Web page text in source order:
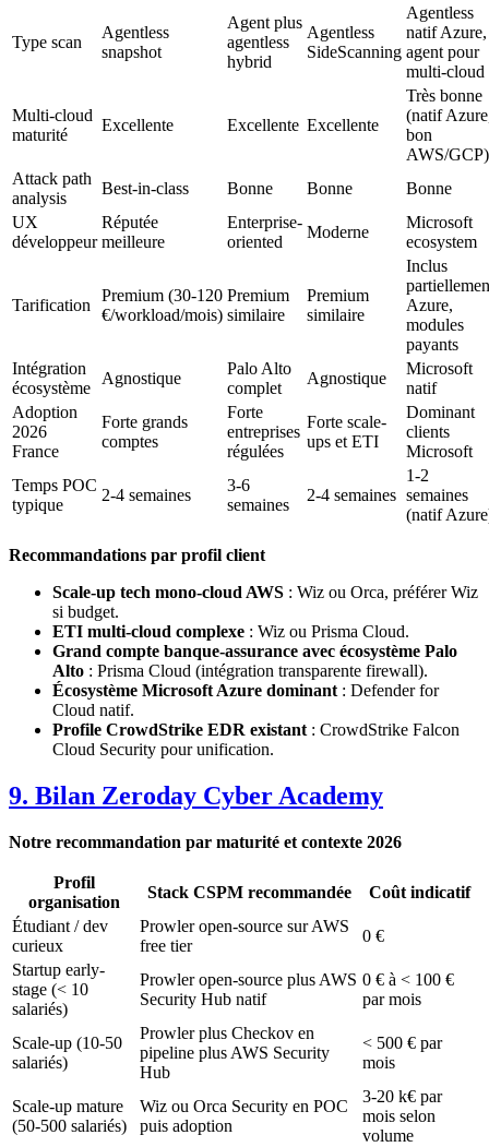
Type scan
Agentless
snapshot
Agent plus
agentless
hybrid
Agentless
SideScanning
Agentless
natif Azure,
agent pour
multi-cloud
Multi-cloud
maturité
Excellente Excellente Excellente
Très bonne
(natif
bon
AWS/GCP)
Attack path
analysis
Best-in-class Bonne Bonne
Bonne
UX
développeur
Réputée
meilleure
Enterprise-
oriented
Moderne
Microsoft
ecosystem
Tarification
Premium (30-120
€/workload/mois)
Premium
similaire
Premium
similaire
Inclus
Azure,
modules
payants
Intégration
écosystème
Agnostique
Palo Alto
complet
Agnostique
Microsoft
natif
Adoption
2026
France
Forte grands
comptes
Forte
entreprises
régulées
Forte scale-
ups et ETI
Dominant
clients
Microsoft
Temps POC
typique
2-4 semaines
3-6
semaines
2-4 semaines
1-2
semaines
(natif
Recommandations par profil client
Scale-up tech mono-cloud AWS : Wiz ou Orca, préférer Wiz
si budget.
ETI multi-cloud complexe : Wiz ou Prisma Cloud.
Grand compte banque-assurance avec écosystème Palo
Alto : Prisma Cloud (intégration transparente firewall).
Écosystème Microsoft Azure dominant : Defender for
Cloud natif.
Profile CrowdStrike EDR existant : CrowdStrike Falcon
Cloud Security pour unification.
9. Bilan Zeroday Cyber Academy
Notre recommandation par maturité et contexte 2026
Profil
organisation
Stack CSPM recommandée
Coût indicatif
Étudiant / dev
curieux
Prowler open-source sur AWS
free tier
0 €
Startup early-
stage (< 10
salariés)
Prowler open-source plus AWS
Security Hub natif
0 € à < 100 €
par mois
Scale-up (10-50
salariés)
Prowler plus Checkov en
pipeline plus AWS Security
Hub
< 500 € par
mois
Scale-up mature
(50-500 salariés)
Wiz ou Orca Security en POC
puis adoption
3-20 k€ par
mois selon
volume